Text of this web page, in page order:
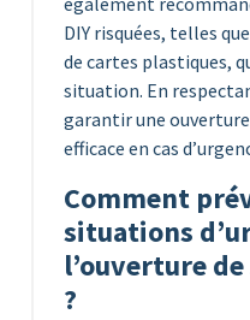
DIY risquées, telles
de cartes plastiques,
situation. En
garantir une
efficace en cas
Comment
situations
l’ouverture
?